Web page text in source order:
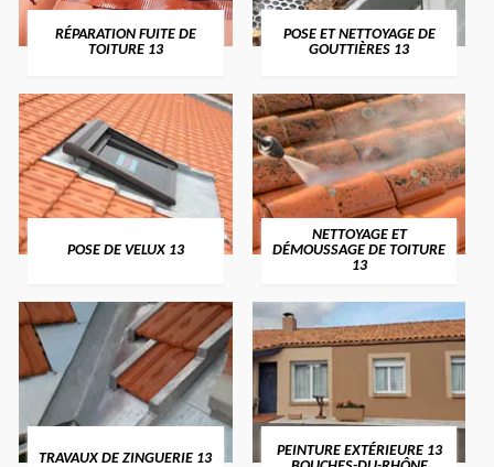
RÉPARATION FUITE DE
TOITURE 13
POSE ET NETTOYAGE DE
GOUTTIÈRES 13
POSE DE VELUX 13
NETTOYAGE ET
DÉMOUSSAGE DE TOITURE
13
TRAVAUX DE ZINGUERIE 13
PEINTURE EXTÉRIEURE 13